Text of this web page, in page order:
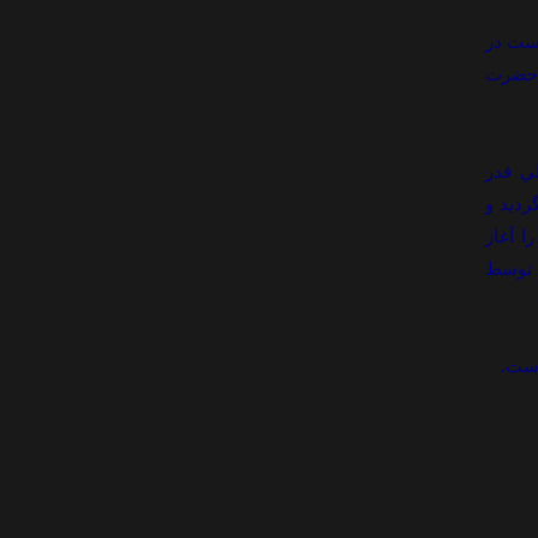
در
حضرت
قدر
در سال 1387 تأسيس گرديد و
آغاز
توسط